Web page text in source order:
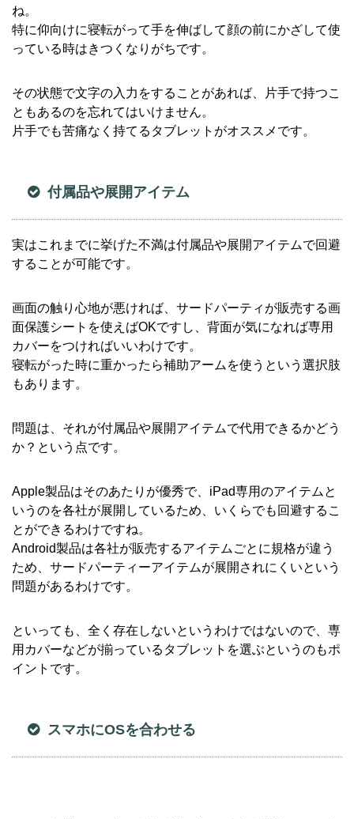
ね。
特に仰向けに寝転がって手を伸ばして顔の前にかざして使
っている時はきつくなりがちです。
その状態で文字の入力をすることがあれば、片手で持つこ
ともあるのを忘れてはいけません。
片手でも苦痛なく持てるタブレットがオススメです。
付属品や展開アイテム
実はこれまでに挙げた不満は付属品や展開アイテムで回避
することが可能です。
画面の触り心地が悪ければ、サードパーティが販売する画
面保護シートを使えばOKですし、背面が気になれば専用
カバーをつければいいわけです。
寝転がった時に重かったら補助アームを使うという選択肢
もあります。
問題は、それが付属品や展開アイテムで代用できるかどう
か？という点です。
Apple製品はそのあたりが優秀で、iPad専用のアイテムと
いうのを各社が展開しているため、いくらでも回避するこ
とができるわけですね。
Android製品は各社が販売するアイテムごとに規格が違う
ため、サードパーティーアイテムが展開されにくいという
問題があるわけです。
といっても、全く存在しないというわけではないので、専
用カバーなどが揃っているタブレットを選ぶというのもポ
イントです。
スマホにOSを合わせる